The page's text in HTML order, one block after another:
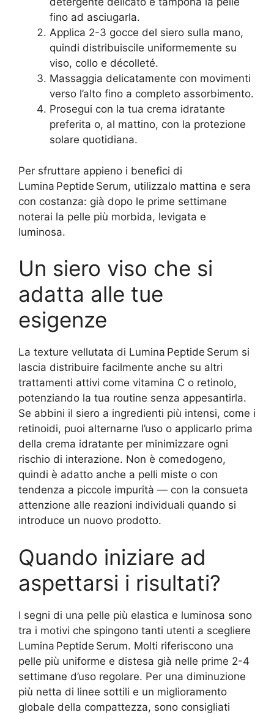
fino ad asciugarla.
Applica 2-3 gocce del siero sulla mano,
quindi distribuiscile uniformemente su
viso, collo e décolleté.
Massaggia delicatamente con movimenti
verso l’alto fino a completo assorbimento.
Prosegui con la tua crema idratante
preferita o, al mattino, con la protezione
solare quotidiana.
Per sfruttare appieno i benefici di
Lumina Peptide Serum, utilizzalo mattina e sera
con costanza: già dopo le prime settimane
noterai la pelle più morbida, levigata e
luminosa.
Un siero viso che si
adatta alle tue
esigenze
La texture vellutata di Lumina Peptide Serum si
lascia distribuire facilmente anche su altri
trattamenti attivi come vitamina C o retinolo,
potenziando la tua routine senza appesantirla.
Se abbini il siero a ingredienti più intensi, come i
retinoidi, puoi alternarne l’uso o applicarlo prima
della crema idratante per minimizzare ogni
rischio di interazione. Non è comedogeno,
quindi è adatto anche a pelli miste o con
tendenza a piccole impurità — con la consueta
attenzione alle reazioni individuali quando si
introduce un nuovo prodotto.
Quando iniziare ad
aspettarsi i risultati?
I segni di una pelle più elastica e luminosa sono
tra i motivi che spingono tanti utenti a scegliere
Lumina Peptide Serum. Molti riferiscono una
pelle più uniforme e distesa già nelle prime 2-4
settimane d’uso regolare. Per una diminuzione
più netta di linee sottili e un miglioramento
globale della compattezza, sono consigliati